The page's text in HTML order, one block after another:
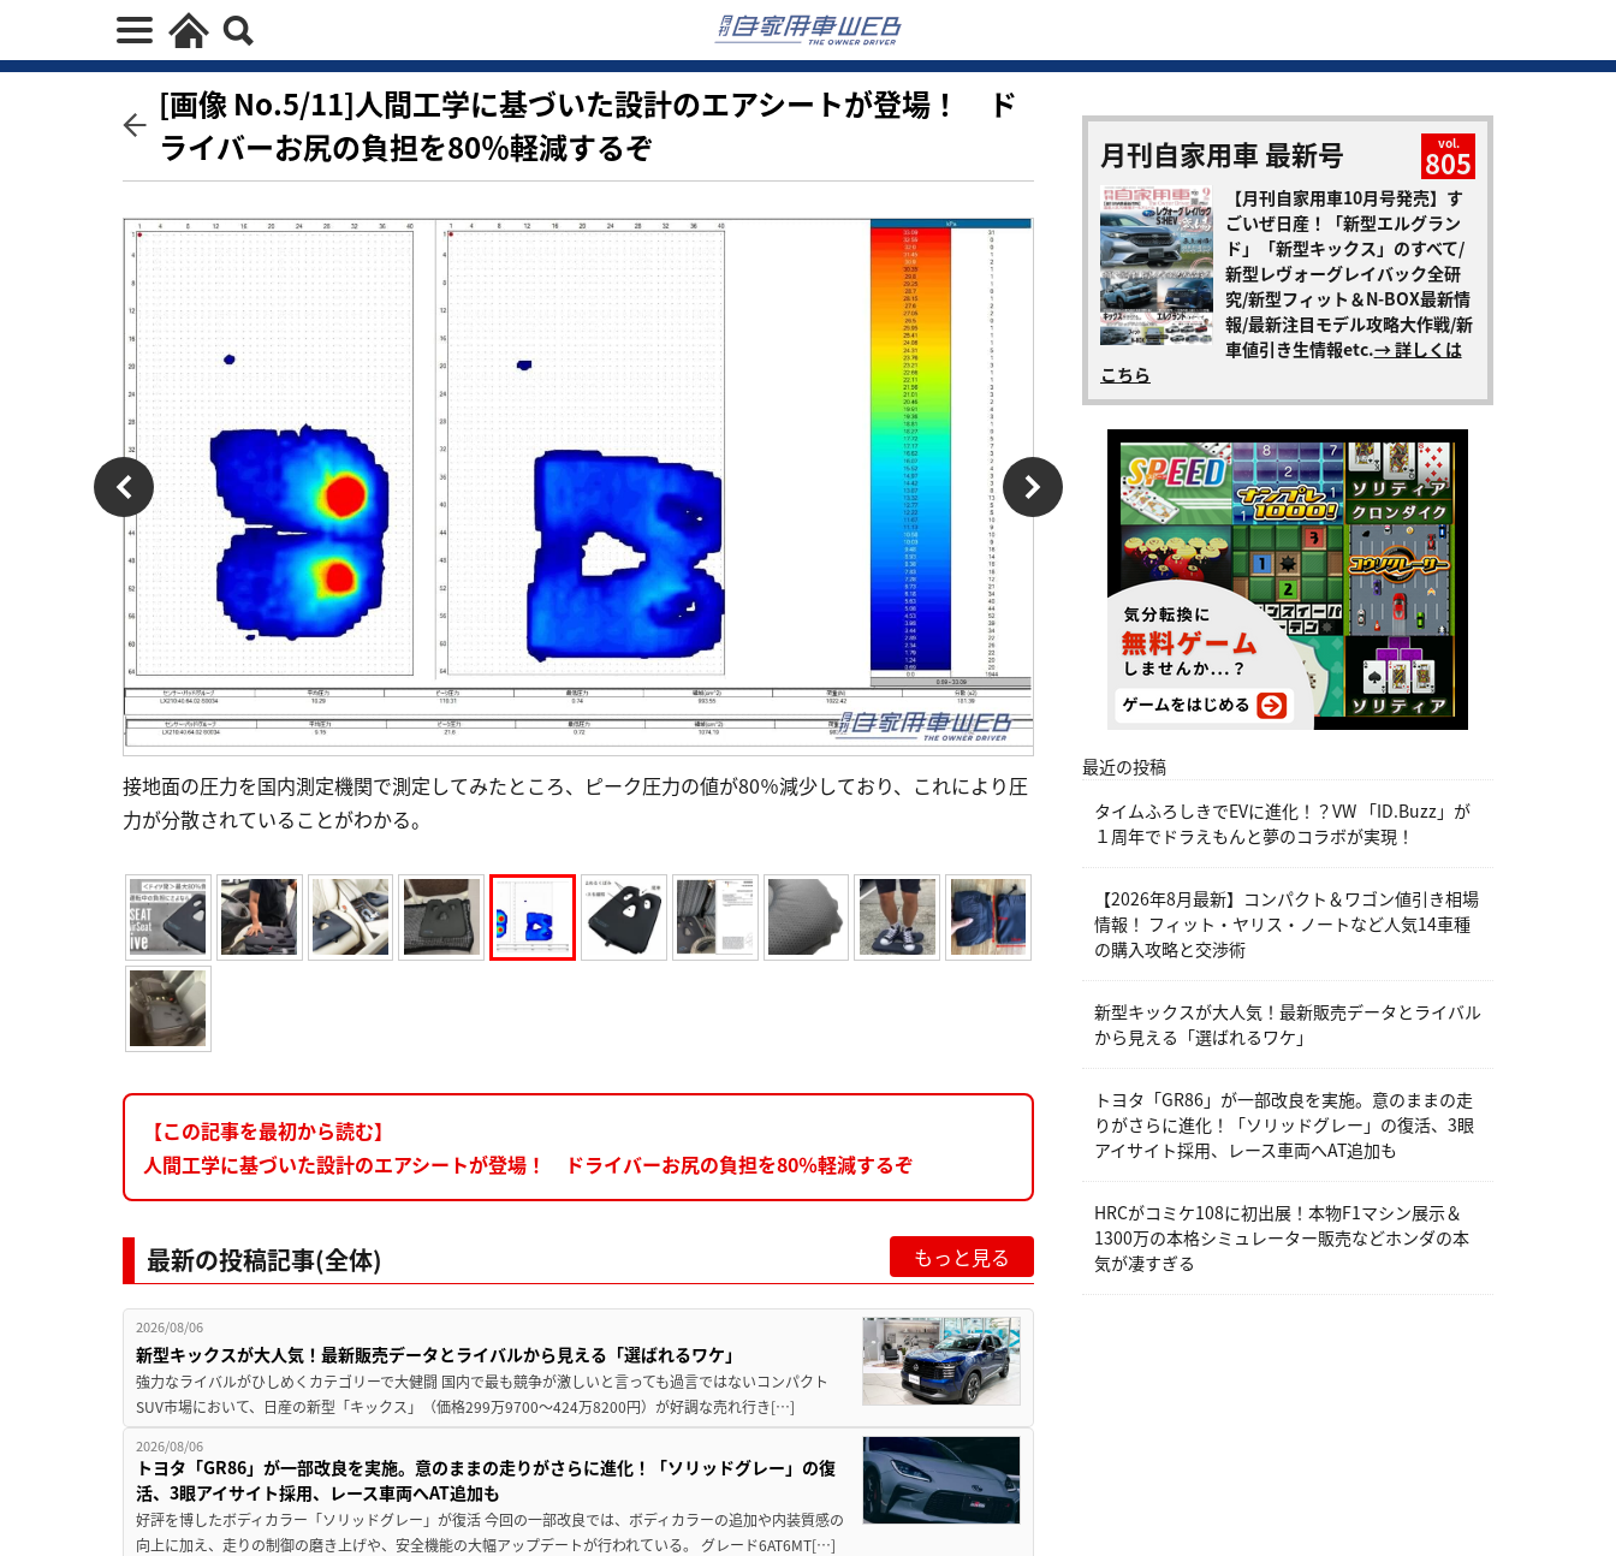
[画像 No.5/11]人間工学に基づいた設計のエアシートが登場！ ド
ライバーお尻の負担を80％軽減するぞ
接地⾯の圧⼒を国内測定機関で測定してみたところ、ピーク圧⼒の値が80％減少しており、これにより圧
⼒が分散されていることがわかる。
【この記事を最初から読む】
人間工学に基づいた設計のエアシートが登場！ ドライバーお尻の負担を80％軽減するぞ
最新の投稿記事(全体) もっと見る
2026/08/06
新型キックスが大人気！最新販売データとライバルから見える「選ばれるワケ」
強力なライバルがひしめくカテゴリーで大健闘 国内で最も競争が激しいと言っても過言ではないコンパクト
SUV市場において、日産の新型「キックス」（価格299万9700～424万8200円）が好調な売れ行き[…]
2026/08/06
トヨタ「GR86」が一部改良を実施。意のままの走りがさらに進化！「ソリッドグレー」の復
活、3眼アイサイト採用、レース車両へAT追加も
好評を博したボディカラー「ソリッドグレー」が復活 今回の一部改良では、ボディカラーの追加や内装質感の
向上に加え、走りの制御の磨き上げや、安全機能の大幅アップデートが行われている。 グレード6AT6MT[…]
月刊自家用車 最新号 vol.
805
【月刊自家用車10月号発売】す
ごいぜ日産！「新型エルグラン
ド」「新型キックス」のすべて/
新型レヴォーグレイバック全研
究/新型フィット＆N-BOX最新情
報/最新注目モデル攻略大作戦/新
車値引き生情報etc.→ 詳しくは
こちら
最近の投稿
タイムふろしきでEVに進化！？VW 「ID.Buzz」が
１周年でドラえもんと夢のコラボが実現！
【2026年8月最新】コンパクト＆ワゴン値引き相場
情報！ フィット・ヤリス・ノートなど人気14車種
の購入攻略と交渉術
新型キックスが大人気！最新販売データとライバル
から見える「選ばれるワケ」
トヨタ「GR86」が一部改良を実施。意のままの走
りがさらに進化！「ソリッドグレー」の復活、3眼
アイサイト採用、レース車両へAT追加も
HRCがコミケ108に初出展！本物F1マシン展示＆
1300万の本格シミュレーター販売などホンダの本
気が凄すぎる